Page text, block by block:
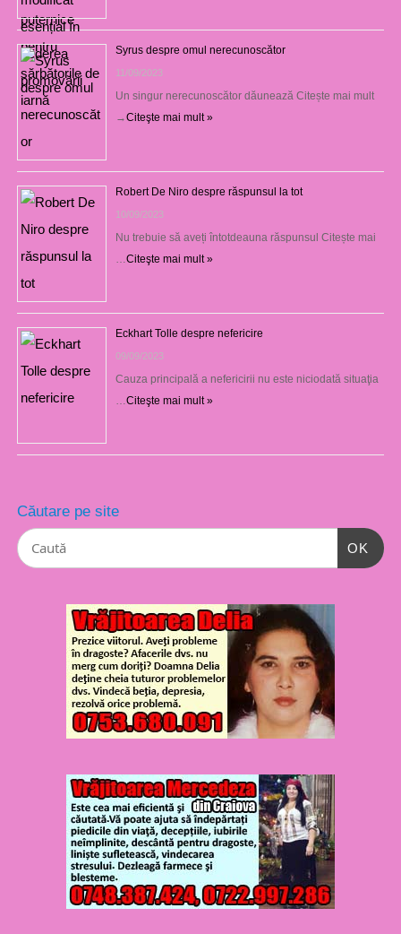
Syrus despre omul nerecunoscător
11/09/2023
Un singur nerecunoscător dăunează Citește mai mult
→Citeşte mai mult »
Robert De Niro despre răspunsul la tot
10/09/2023
Nu trebuie să aveți întotdeauna răspunsul Citește mai
Citeşte mai mult »
Eckhart Tolle despre nefericire
09/09/2023
Cauza principală a nefericirii nu este niciodată situaţia
Citeşte mai mult »
Căutare pe site
OK